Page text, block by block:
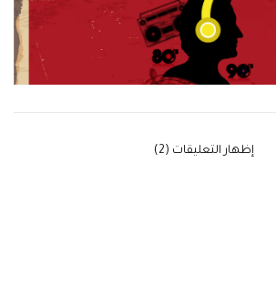
‫إظهار التعليقات (2)